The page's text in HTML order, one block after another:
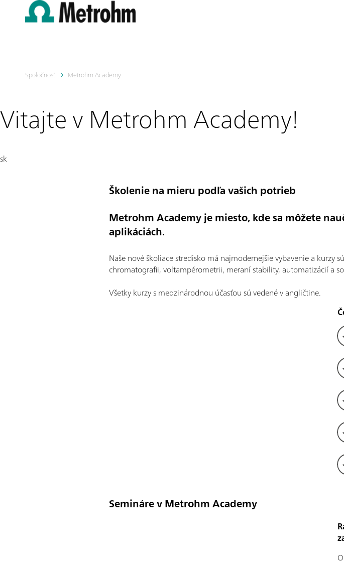
Spoločnosť Metrohm Academy
Vitajte v Metrohm Academy!
sk
Školenie na mieru podľa vašich potrieb
Metrohm Academy je miesto, kde sa môžete
aplikáciách.
Naše nové školiace stredisko má najmodernejšie vybavenie a
chromatografii, voltampérometrii, meraní stability, automatizácií a
Všetky kurzy s medzinárodnou účasťou sú vedené v angličtine.
Semináre v Metrohm Academy